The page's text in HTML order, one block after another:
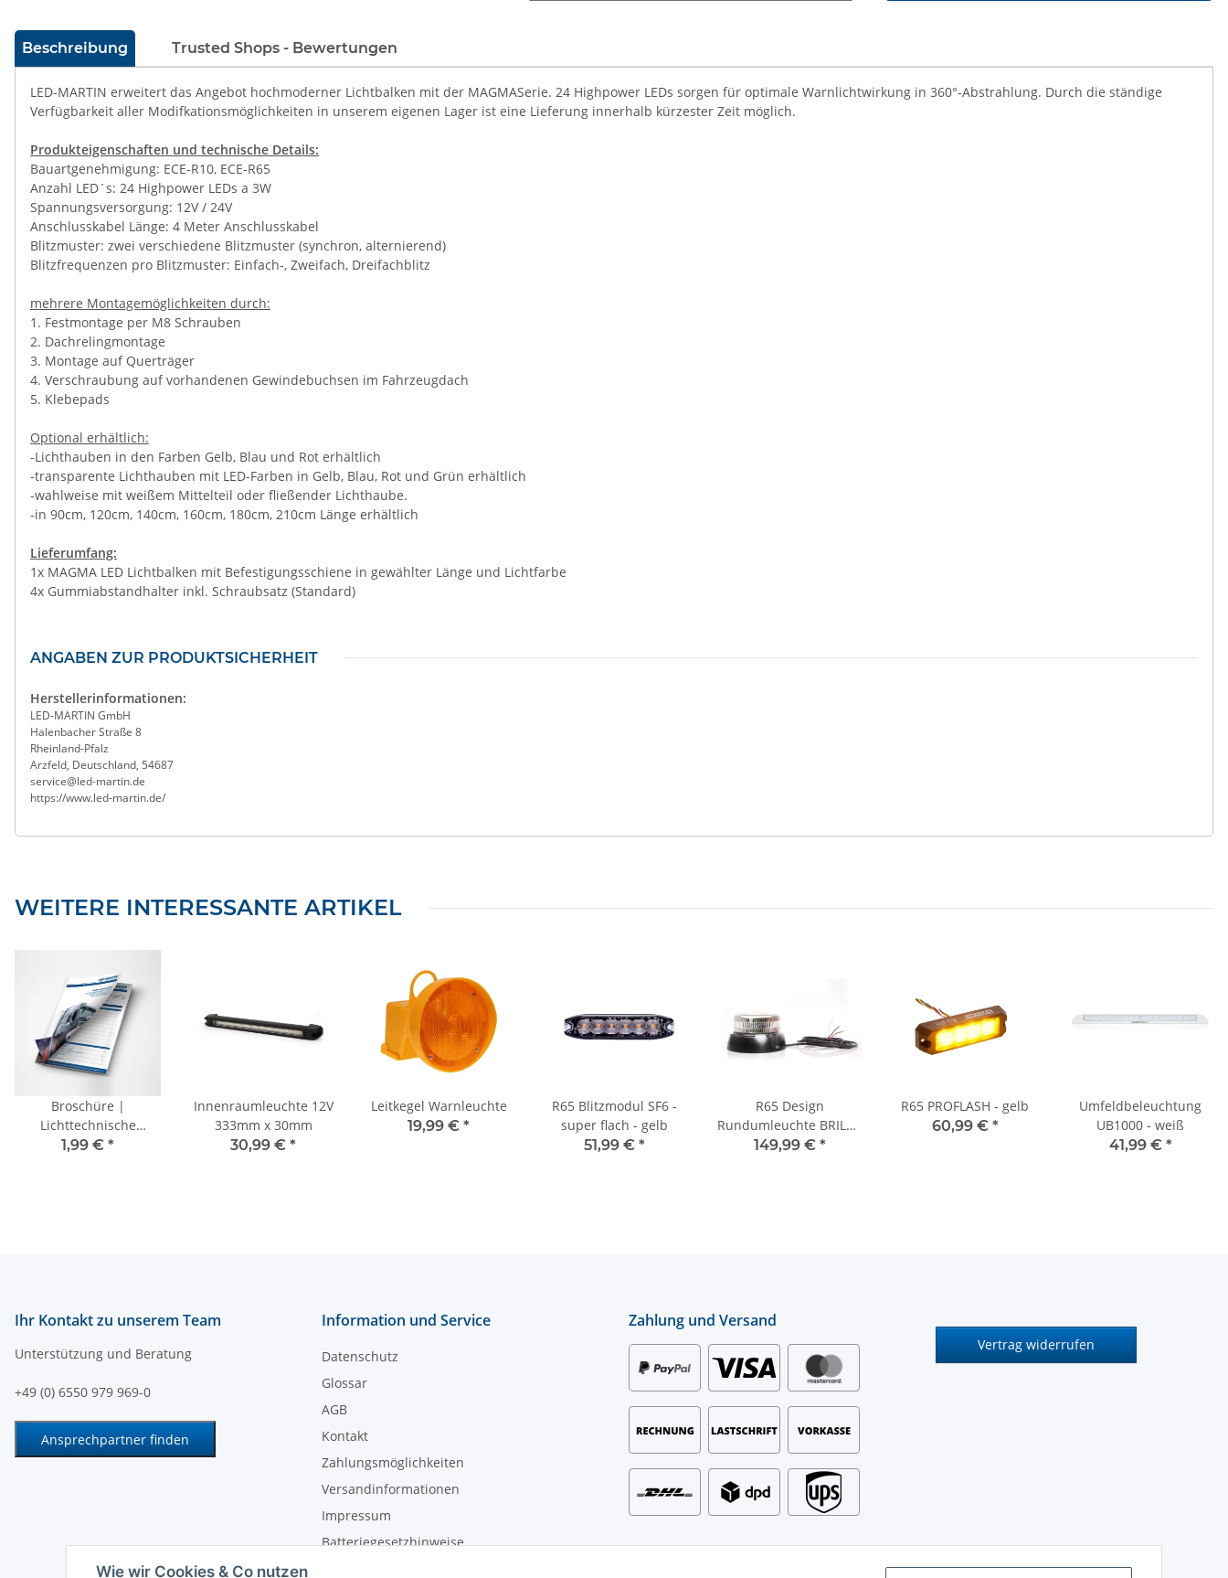
Wie wir Cookies & Co nutzen
weitere Registerkarten anzeigen
Beschreibung Trusted Shops - Bewertungen
LED-MARTIN erweitert das Angebot hochmoderner Lichtbalken mit der MAGMASerie. 24 Highpower LEDs sorgen für optimale Warnlichtwirkung in 360°-Abstrahlung. Durch die ständige
Verfügbarkeit aller Modifkationsmöglichkeiten in unserem eigenen Lager ist eine Lieferung innerhalb kürzester Zeit möglich.
Produkteigenschaften und technische Details:
Bauartgenehmigung: ECE-R10, ECE-R65
Anzahl LED´s: 24 Highpower LEDs a 3W
Spannungsversorgung: 12V / 24V
Anschlusskabel Länge: 4 Meter Anschlusskabel
Blitzmuster: zwei verschiedene Blitzmuster (synchron, alternierend)
Blitzfrequenzen pro Blitzmuster: Einfach-, Zweifach, Dreifachblitz
mehrere Montagemöglichkeiten durch:
1. Festmontage per M8 Schrauben
2. Dachrelingmontage
3. Montage auf Querträger
4. Verschraubung auf vorhandenen Gewindebuchsen im Fahrzeugdach
5. Klebepads
Optional erhältlich:
-Lichthauben in den Farben Gelb, Blau und Rot erhältlich
-transparente Lichthauben mit LED-Farben in Gelb, Blau, Rot und Grün erhältlich
-wahlweise mit weißem Mittelteil oder fließender Lichthaube.
-in 90cm, 120cm, 140cm, 160cm, 180cm, 210cm Länge erhältlich
Lieferumfang:
1x MAGMA LED Lichtbalken mit Befestigungsschiene in gewählter Länge und Lichtfarbe
4x Gummiabstandhalter inkl. Schraubsatz (Standard)
ANGABEN ZUR PRODUKTSICHERHEIT
Herstellerinformationen:
LED-MARTIN GmbH
Halenbacher Straße 8
Rheinland-Pfalz
Arzfeld, Deutschland, 54687
service@led-martin.de
https://www.led-martin.de/
WEITERE INTERESSANTE ARTIKEL
Broschüre |
Lichttechnische
Einrichtungen an
1,99 € *
Innenraumleuchte 12V
333mm x 30mm
30,99 € *
Leitkegel Warnleuchte
19,99 € *
R65 Blitzmodul SF6 -
super flach - gelb
51,99 € *
R65 Design
Rundumleuchte BRILAR
- klar/gelb - 3 Punkt - 7
149,99 € *
R65 PROFLASH - gelb
60,99 € *
Umfeldbeleuchtung
UB1000 - weiß
41,99 € *
Ihr Kontakt zu unserem Team
Unterstützung und Beratung
+49 (0) 6550 979 969-0
Ansprechpartner finden
Information und Service
Datenschutz
Glossar
AGB
Kontakt
Zahlungsmöglichkeiten
Versandinformationen
Impressum
Batteriegesetzhinweise
Zahlung und Versand
Vertrag widerrufen